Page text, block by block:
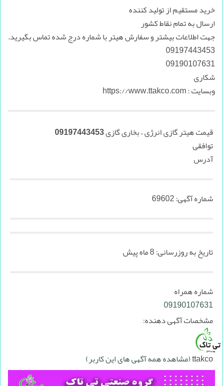
خرید مستقیم از تولید کننده
ارسال به تمام نقاط کشور
جهت اطلاعات بیشتر و سفارش هیتر با شماره درج شده تماس بگیرید.
09197443453
09190107631
شکاری
وبسایت : https://www.ttakco.com
قیمت هیتر گازی انرژی ، بخاری گازی 09197443453
توافقی
آدرس
شماره آگهی:69602
تاریخ به روزرسانی:8 ماه پیش
شماره همراه
09190107631
مشخصات آگهی دهنده:
ttakco(مشاهده همه آگهی های این کاربر)